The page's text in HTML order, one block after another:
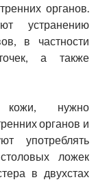
органов.
устранению
в частности
а также
кожи, нужно
органов и
употреблять
ложек
в двухстах